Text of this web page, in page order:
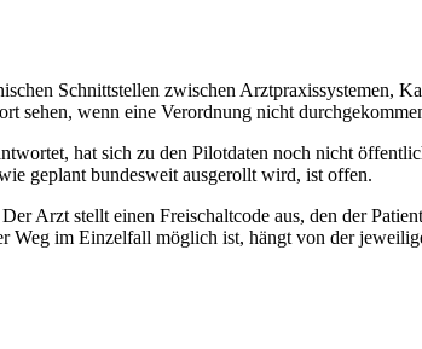
Schnittstellen zwischen Arztpraxissystemen,
sehen, wenn eine Verordnung nicht
hat sich zu den Pilotdaten noch nicht
geplant bundesweit ausgerollt wird, ist offen.
Arzt stellt einen Freischaltcode aus, den der
im Einzelfall möglich ist, hängt von der